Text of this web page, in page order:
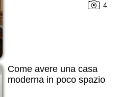
4
Come avere una casa
moderna in poco spazio